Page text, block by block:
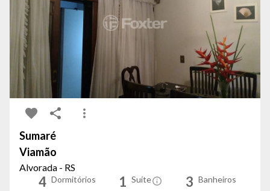
Sumaré
Viamão
Alvorada - RS
4 Dormitórios 1 Suíte 3 Banheiros